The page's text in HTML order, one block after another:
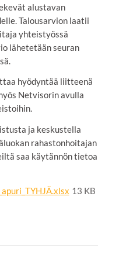
alustavan
Talousarvion laatii
yhteistyössä
lähetetään seuran
hyödyntää liitteenä
Netvisorin avulla
ja keskustella
rahastonhoitajan
saa käytännön tietoa
13 KB